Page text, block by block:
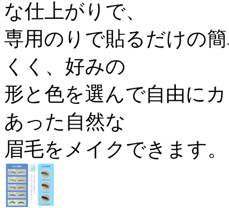
な仕上がりで、
専用のりで貼るだけの
くく、好みの
形と色を選んで自由に
あった自然な
眉毛をメイクできます。